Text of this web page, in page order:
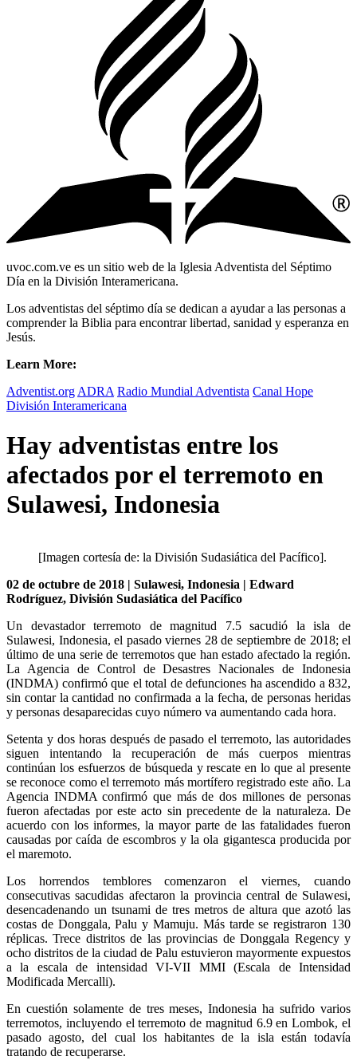
uvoc.com.ve es un sitio web de la Iglesia Adventista del Séptimo
Día en la División Interamericana.
Los adventistas del séptimo día se dedican a ayudar a las personas a
comprender la Biblia para encontrar libertad, sanidad y esperanza en
Jesús.
Learn More:
Adventist.org ADRA Radio Mundial Adventista Canal Hope
División Interamericana
Hay adventistas entre los
afectados por el terremoto en
Sulawesi, Indonesia
[Imagen cortesía de: la División Sudasiática del Pacífico].
02 de octubre de 2018 | Sulawesi, Indonesia | Edward
Rodríguez, División Sudasiática del Pacífico
Un devastador terremoto de magnitud 7.5 sacudió la isla de
Sulawesi, Indonesia, el pasado viernes 28 de septiembre de 2018; el
último de una serie de terremotos que han estado afectado la región.
La Agencia de Control de Desastres Nacionales de Indonesia
(INDMA) confirmó que el total de defunciones ha ascendido a 832,
sin contar la cantidad no confirmada a la fecha, de personas heridas
y personas desaparecidas cuyo número va aumentando cada hora.
Setenta y dos horas después de pasado el terremoto, las autoridades
siguen intentando la recuperación de más cuerpos mientras
continúan los esfuerzos de búsqueda y rescate en lo que al presente
se reconoce como el terremoto más mortífero registrado este año. La
Agencia INDMA confirmó que más de dos millones de personas
fueron afectadas por este acto sin precedente de la naturaleza. De
acuerdo con los informes, la mayor parte de las fatalidades fueron
causadas por caída de escombros y la ola gigantesca producida por
el maremoto.
Los horrendos temblores comenzaron el viernes, cuando
consecutivas sacudidas afectaron la provincia central de Sulawesi,
desencadenando un tsunami de tres metros de altura que azotó las
costas de Donggala, Palu y Mamuju. Más tarde se registraron 130
réplicas. Trece distritos de las provincias de Donggala Regency y
ocho distritos de la ciudad de Palu estuvieron mayormente expuestos
a la escala de intensidad VI-VII MMI (Escala de Intensidad
Modificada Mercalli).
En cuestión solamente de tres meses, Indonesia ha sufrido varios
terremotos, incluyendo el terremoto de magnitud 6.9 en Lombok, el
pasado agosto, del cual los habitantes de la isla están todavía
tratando de recuperarse.